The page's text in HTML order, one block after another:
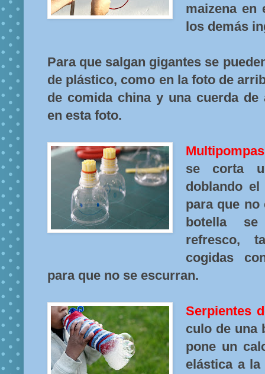
maizena en
los demás
Para que salgan gigantes se
de plástico, como en la foto de
de comida china y una cuerda de
en esta foto.
Multipompas
se corta
doblando
para que no
botella
refresco,
cogidas
para que no se escurran.
Serpientes
culo de una
pone un
elástica a